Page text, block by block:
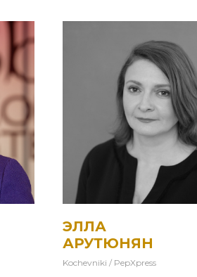
ЭЛЛА
АРУТЮНЯН
Kochevniki / PepXpress